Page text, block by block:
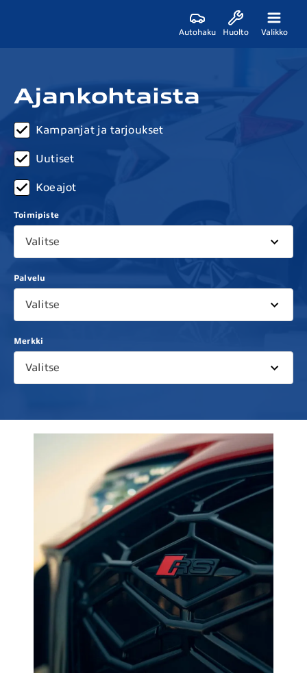
Autohaku Huolto Valikko
Ajankohtaista
Kampanjat ja tarjoukset
Uutiset
Koeajot
Toimipiste
Valitse
Palvelu
Valitse
Merkki
Valitse